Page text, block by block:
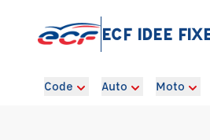
ECF IDEE
Code Auto Moto